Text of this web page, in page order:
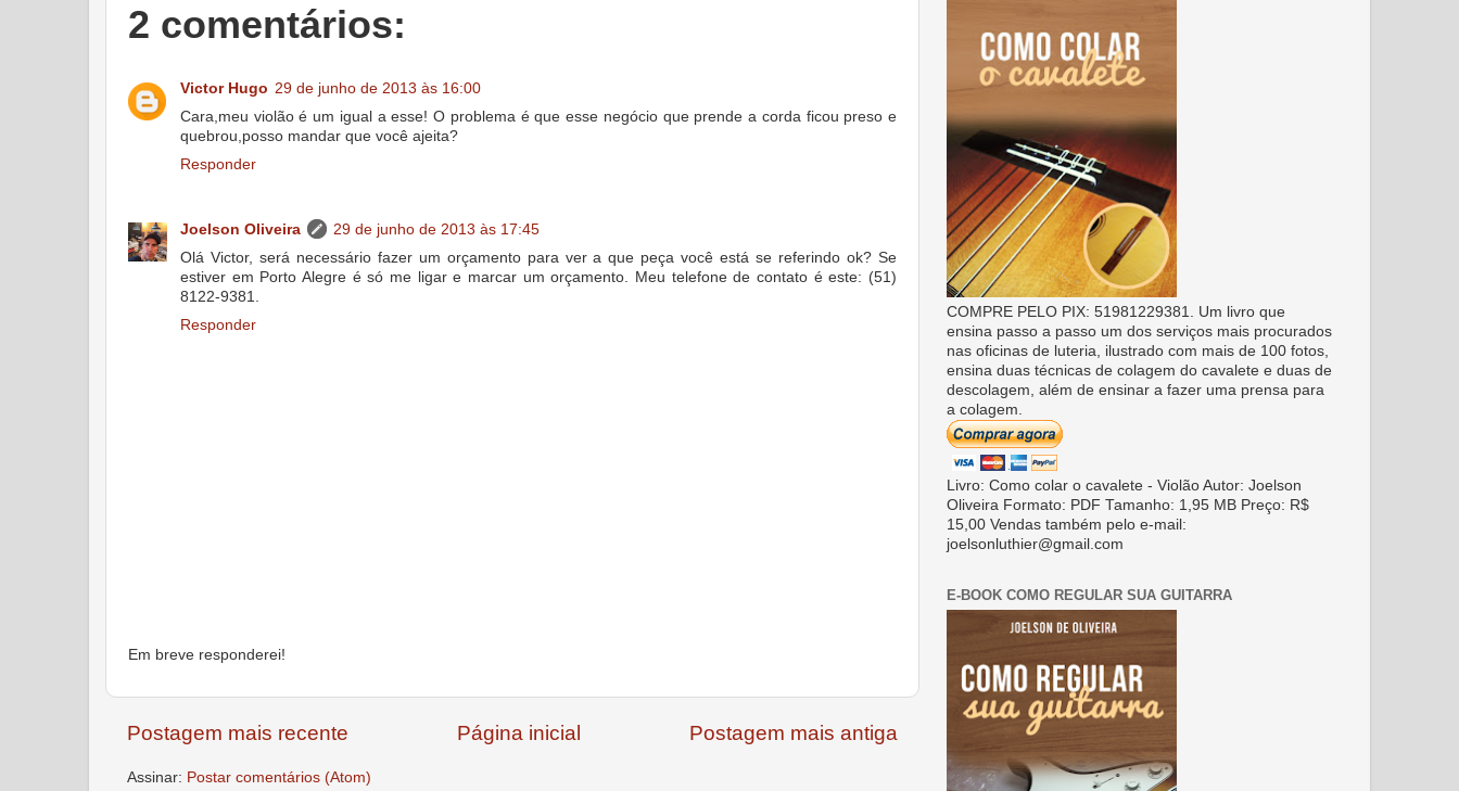
2 comentários:
Victor Hugo 29 de junho de 2013 às 16:00
Cara,meu violão é um igual a esse! O problema é que esse negócio que prende a corda ficou preso e
quebrou,posso mandar que você ajeita?
Responder
Joelson Oliveira
29 de junho de 2013 às 17:45
Olá Victor, será necessário fazer um orçamento para ver a que peça você está se referindo ok? Se
estiver em Porto Alegre é só me ligar e marcar um orçamento. Meu telefone de contato é este: (51)
8122-9381.
Responder
Em breve responderei!
Postagem mais recente Postagem mais antiga
Página inicial
Assinar: Postar comentários (Atom)
COMPRE PELO PIX: 51981229381. Um livro que
ensina passo a passo um dos serviços mais procurados
nas oficinas de luteria, ilustrado com mais de 100 fotos,
ensina duas técnicas de colagem do cavalete e duas de
descolagem, além de ensinar a fazer uma prensa para
a colagem.
Livro: Como colar o cavalete - Violão Autor: Joelson
Oliveira Formato: PDF Tamanho: 1,95 MB Preço: R$
15,00 Vendas também pelo e-mail:
joelsonluthier@gmail.com
E-BOOK COMO REGULAR SUA GUITARRA